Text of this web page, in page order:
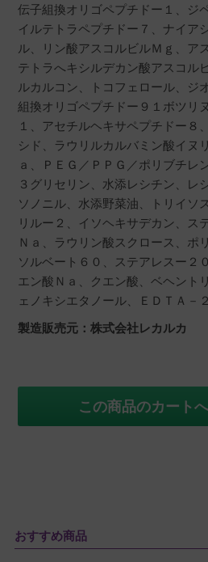
伝子組換オリゴペプチドー１、ジ
イルテトラペプチドー７、ナイア
ル、リン酸アスコルビルＭｇ、ア
テトラへキシルデカン酸アスコル
ルカルコン、トコフェロール、ジ
組換オリゴペプチドー９１ボツリ
１、アセチルヘキサペプチドー８
シド、ラウリルカルバミン酸イヌ
ａ、ＰＥＧ／ＰＰＧ／ポリブチレ
３グリセリン、水添レシチン、レ
ソノニル、水添野菜油、トリイソ
リルー２、イソヘキサデカン、ス
Ｎａ、ラウリン酸スクロース、ポ
ソルベート６０、ステアレスー２
エン酸Ｎａ、クエン酸、ベヘント
ェノキシエタノール、ＥＤＴＡ－
製造販売元：株式会社レカルカ
この商品のカート
おすすめ商品